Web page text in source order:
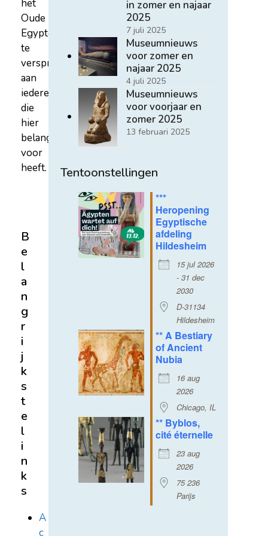
in zomer en najaar
2025
7 juli 2025
Museumnieuws
voor zomer en
najaar 2025
4 juli 2025
Museumnieuws
voor voorjaar en
zomer 2025
13 februari 2025
Tentoonstellingen
***
Heropening
Egyptische
afdeling
Hildesheim
15 jul 2026
- 31 dec
2030
D-31134
Hildesheim
** A Bestiary
of Ancient
Nubia
16 aug
2026
Chicago, IL
** Byblos,
cité éternelle
23 aug
2026
75 236
Parijs
het
Oude
Egypte
te
verspreiden
aan
iedereen
die
hier
belangstelling
voor
heeft.
B
e
l
a
n
g
r
i
j
k
s
t
e
l
i
n
k
s
A
c